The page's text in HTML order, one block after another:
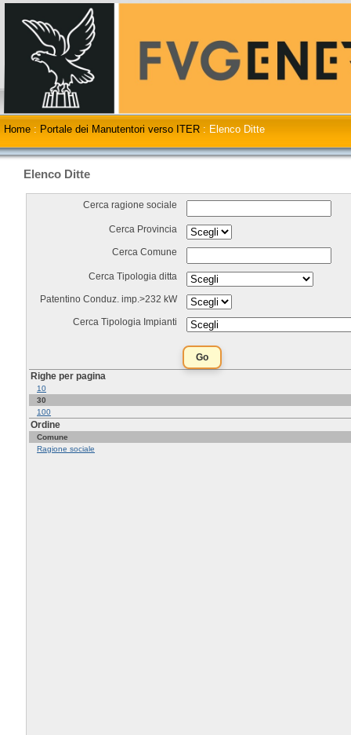
Home : Portale dei Manutentori verso ITER : Elenco Ditte
Elenco Ditte
Cerca ragione sociale
Cerca Provincia
Cerca Comune
Cerca Tipologia ditta
Patentino Conduz. imp.>232 kW
Cerca Tipologia Impianti
Righe per pagina
10
30
100
Ordine
Comune
Ragione sociale